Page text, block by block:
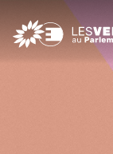
Greens/EFA